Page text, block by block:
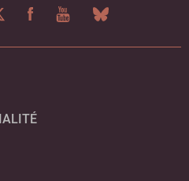
FACEBOOKYOUTUBEBLUESKY